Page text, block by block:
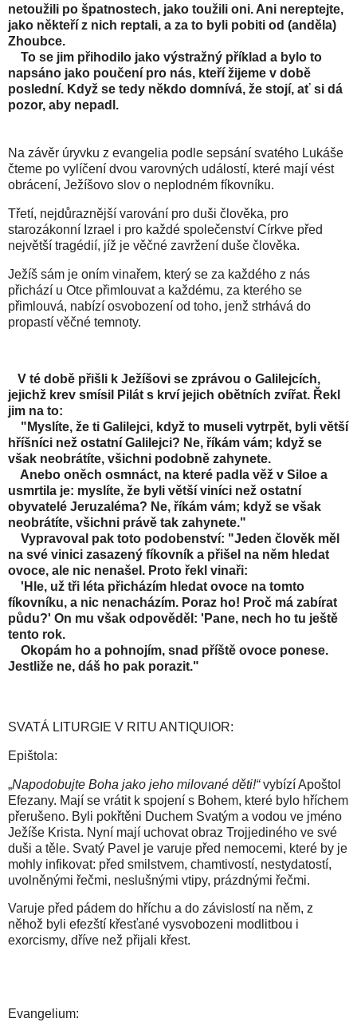
netoužili po špatnostech, jako toužili oni. Ani nereptejte,
jako někteří z nich reptali, a za to byli pobiti od (anděla)
Zhoubce.
To se jim přihodilo jako výstražný příklad a bylo to
napsáno jako poučení pro nás, kteří žijeme v době
poslední. Když se tedy někdo domnívá, že stojí, ať si dá
pozor, aby nepadl.
Na závěr úryvku z evangelia podle sepsání svatého Lukáše
čteme po vylíčení dvou varovných událostí, které mají vést
obrácení, Ježíšovo slov o neplodném fíkovníku.
Třetí, nejdůraznější varování pro duši člověka, pro
starozákonní Izrael i pro každé společenství Církve před
největší tragédií, jíž je věčné zavržení duše člověka.
Ježíš sám je oním vinařem, který se za každého z nás
přichází u Otce přimlouvat a každému, za kterého se
přimlouvá, nabízí osvobození od toho, jenž strhává do
propastí věčné temnoty.
V té době přišli k Ježíšovi se zprávou o Galilejcích,
jejichž krev smísil Pilát s krví jejich obětních zvířat. Řekl
jim na to:
"Myslíte, že ti Galilejci, když to museli vytrpět, byli větší
hříšníci než ostatní Galilejci? Ne, říkám vám; když se
však neobrátíte, všichni podobně zahynete.
Anebo oněch osmnáct, na které padla věž v Siloe a
usmrtila je: myslíte, že byli větší viníci než ostatní
obyvatelé Jeruzaléma? Ne, říkám vám; když se však
neobrátíte, všichni právě tak zahynete."
Vypravoval pak toto podobenství: "Jeden člověk měl
na své vinici zasazený fíkovník a přišel na něm hledat
ovoce, ale nic nenašel. Proto řekl vinaři:
'Hle, už tři léta přicházím hledat ovoce na tomto
fíkovníku, a nic nenacházím. Poraz ho! Proč má zabírat
půdu?' On mu však odpověděl: 'Pane, nech ho tu ještě
tento rok.
Okopám ho a pohnojím, snad příště ovoce ponese.
Jestliže ne, dáš ho pak porazit."
SVATÁ LITURGIE V RITU ANTIQUIOR:
Epištola:
„Napodobujte Boha jako jeho milované děti!“vybízí Apoštol
Efezany. Mají se vrátit k spojení s Bohem, které bylo hříchem
přerušeno. Byli pokřtěni Duchem Svatým a vodou ve jméno
Ježíše Krista. Nyní mají uchovat obraz Trojjediného ve své
duši a těle. Svatý Pavel je varuje před nemocemi, které by je
mohly infikovat: před smilstvem, chamtivostí, nestydatostí,
uvolněnými řečmi, neslušnými vtipy, prázdnými řečmi.
Varuje před pádem do hříchu a do závislostí na něm, z
něhož byli efezští křesťané vysvobozeni modlitbou i
exorcismy, dříve než přijali křest.
Evangelium: